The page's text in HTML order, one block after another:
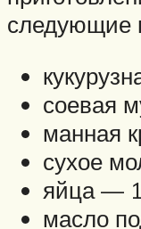
следующие
соевая
манная
сухое
яйца —
масло